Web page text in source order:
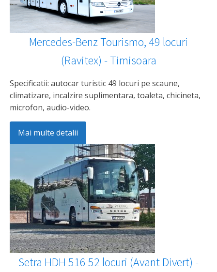
Mercedes-Benz Tourismo, 49 locuri
(Ravitex) - Timisoara
Specificatii: autocar turistic 49 locuri pe scaune,
climatizare, incalzire suplimentara, toaleta, chicineta,
microfon, audio-video.
Mai multe detalii
Setra HDH 516 52 locuri (Avant Divert) -